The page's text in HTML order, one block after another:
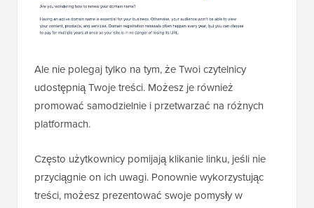
Ale nie polegaj tylko na tym, że Twoi czytelnicy
udostępnią Twoje treści. Możesz je również
promować samodzielnie i przetwarzać na różnych
platformach.
Często użytkownicy pomijają klikanie linku, jeśli nie
przyciągnie on ich uwagi. Ponownie wykorzystując
treści, możesz prezentować swoje pomysły w